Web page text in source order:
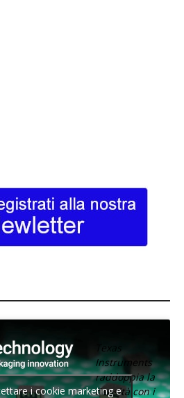
Texas
Instruments
raddoppia la
densità con i
i cookie marketing e